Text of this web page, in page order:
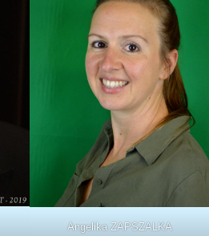
Angelika ZAPSZALKA